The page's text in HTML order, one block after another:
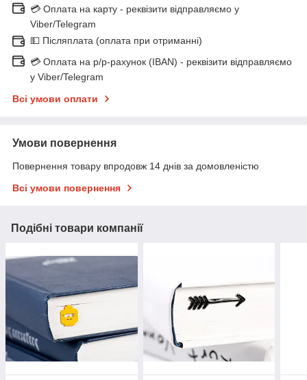
💳 Оплата на карту - реквізити відправляємо у
Viber/Telegram
💵 Післяплата (оплата при отриманні)
💳 Оплата на р/р-рахунок (IBAN) - реквізити відправляємо
у Viber/Telegram
Всі умови оплати
Умови повернення
Повернення товару впродовж 14 днів за домовленістю
Всі умови повернення
Подібні товари компанії